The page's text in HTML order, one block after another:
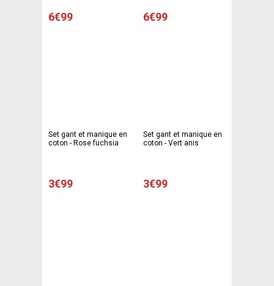
6€99 6€99
Set gant et manique en
coton - Rose fuchsia
3€99
Set gant et manique en
coton - Vert anis
3€99